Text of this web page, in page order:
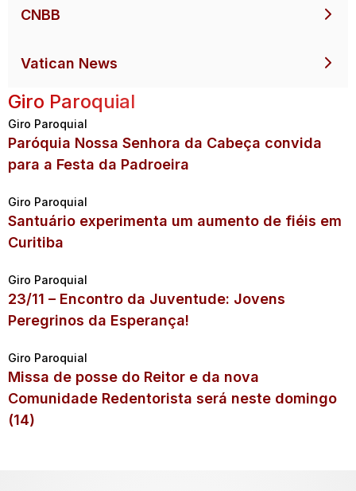
CNBB
Vatican News
Giro Paroquial
Giro Paroquial
Paróquia Nossa Senhora da Cabeça convida
para a Festa da Padroeira
Giro Paroquial
Santuário experimenta um aumento de fiéis em
Curitiba
Giro Paroquial
23/11 – Encontro da Juventude: Jovens
Peregrinos da Esperança!
Giro Paroquial
Missa de posse do Reitor e da nova
Comunidade Redentorista será neste domingo
(14)